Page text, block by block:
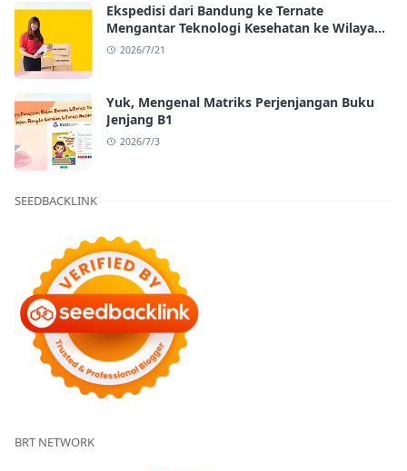
Ekspedisi dari Bandung ke Ternate
Mengantar Teknologi Kesehatan ke Wilayah
Kepulauan
2026/7/21
Yuk, Mengenal Matriks Perjenjangan Buku
Jenjang B1
2026/7/3
SEEDBACKLINK
BRT NETWORK